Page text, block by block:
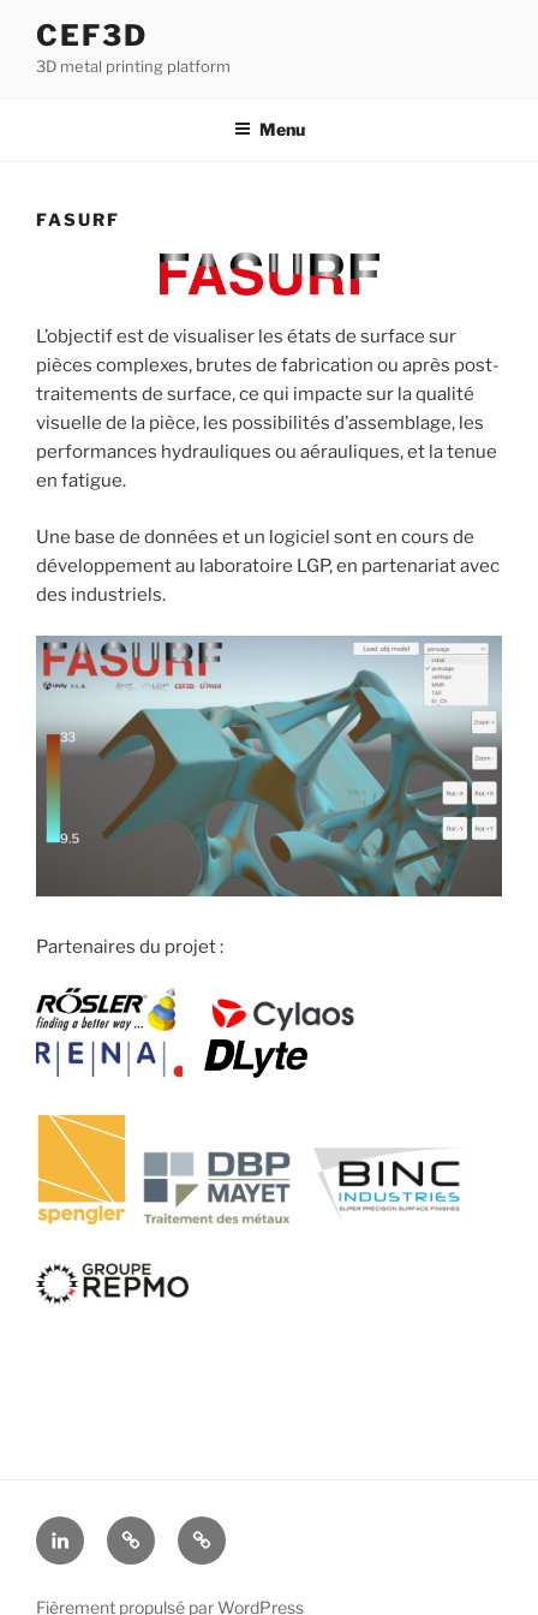
contenu
CEF3D
3D metal printing platform
Menu
FASURF
L’objectif est de visualiser les états de surface sur
pièces complexes, brutes de fabrication ou après post-
traitements de surface, ce qui impacte sur la qualité
visuelle de la pièce, les possibilités d’assemblage, les
performances hydrauliques ou aérauliques, et la tenue
en fatigue.
Une base de données et un logiciel sont en cours de
développement au laboratoire LGP, en partenariat avec
des industriels.
Partenaires du projet :
LinkedInENIT AddimAlliance
Fièrement propulsé par WordPress